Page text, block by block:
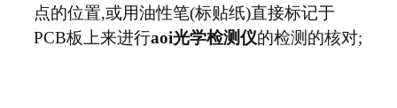
点的位置,或用油性笔(标贴纸)直接标记于
PCB板上来进行aoi光学检测仪的检测的核对;